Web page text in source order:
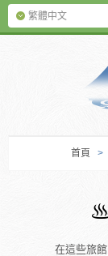
繁體中文
首頁 >
在這些旅